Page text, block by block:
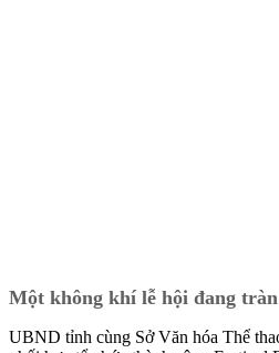
Một không khí lễ hội đang
UBND tỉnh cùng Sở Văn hóa Thể